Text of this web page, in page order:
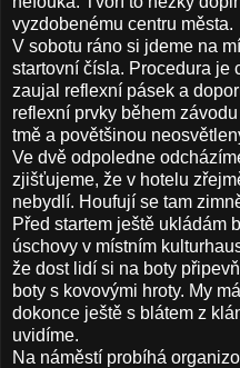
vyzdobenému centru města.
V sobotu ráno si jdeme na
startovní čísla. Procedura je
zaujal reflexní pásek a
reflexní prvky během
tmě a povětšinou
Ve dvě odpoledne
zjišťujeme, že v hotelu
nebydlí. Houfují se tam
Před startem ještě ukládám
úschovy v místním
že dost lidí si na boty
boty s kovovými hroty. My
dokonce ještě s blátem z
uvidíme.
Na náměstí probíhá